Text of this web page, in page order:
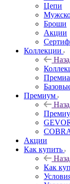
Цепи
Броши
Акции
Коллекции
Премиум
Акции
Как купить
Как